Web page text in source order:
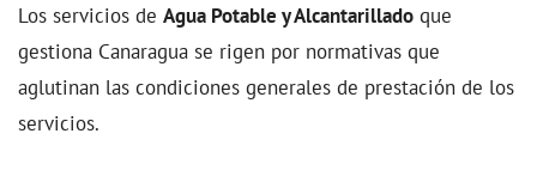
Los servicios de Agua Potable y Alcantarillado que
gestiona Canaragua se rigen por normativas que
aglutinan las condiciones generales de prestación de los
servicios.